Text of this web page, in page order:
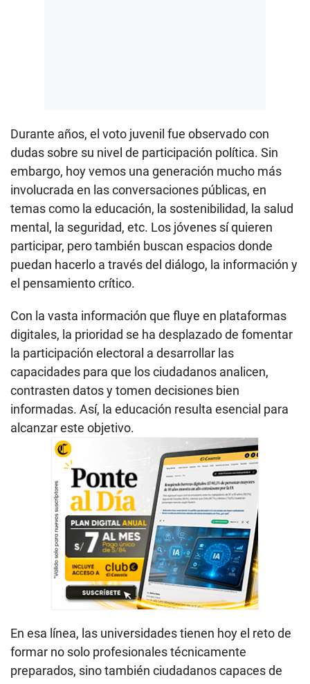
Durante años, el voto juvenil fue observado con
dudas sobre su nivel de participación política. Sin
embargo, hoy vemos una generación mucho más
involucrada en las conversaciones públicas, en
temas como la educación, la sostenibilidad, la salud
mental, la seguridad, etc. Los jóvenes sí quieren
participar, pero también buscan espacios donde
puedan hacerlo a través del diálogo, la información y
el pensamiento crítico.
Con la vasta información que fluye en plataformas
digitales, la prioridad se ha desplazado de fomentar
la participación electoral a desarrollar las
capacidades para que los ciudadanos analicen,
contrasten datos y tomen decisiones bien
informadas. Así, la educación resulta esencial para
alcanzar este objetivo.
En esa línea, las universidades tienen hoy el reto de
formar no solo profesionales técnicamente
preparados, sino también ciudadanos capaces de